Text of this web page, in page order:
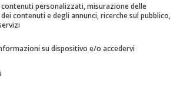
contenuti personalizzati, misurazione delle
contenuti e degli annunci, ricerche sul pubblico,
su dispositivo e/o accedervi